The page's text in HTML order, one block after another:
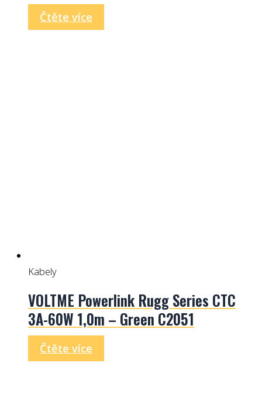
Čtěte více
Kabely
VOLTME Powerlink Rugg Series CTC
3A-60W 1,0m – Green C2051
Čtěte více